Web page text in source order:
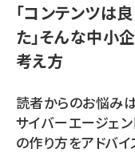
seo (3524)
ai (2804)
note (2312)
セミナー
「コンテンツは
た」そんな中小
考え方
読者からのお悩み
サイバーエージェ
の作り方をアドバイ